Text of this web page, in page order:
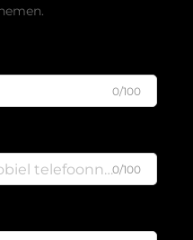
0/100
0/100